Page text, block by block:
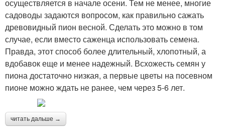
Пионы с сильным
ароматом
осуществляется в начале осени. Тем не менее, многие
садоводы задаются вопросом, как правильно сажать
древовидный пион весной. Сделать это можно в том
случае, если вместо саженца использовать семена.
Правда, этот способ более длительный, хлопотный, а
вдобавок еще и менее надежный. Всхожесть семян у
пиона достаточно низкая, а первые цветы на посевном
пионе можно ждать не ранее, чем через 5-6 лет.
читать дальше →